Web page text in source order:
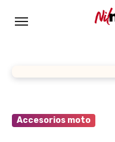
Artículos sobre
Accesorios moto